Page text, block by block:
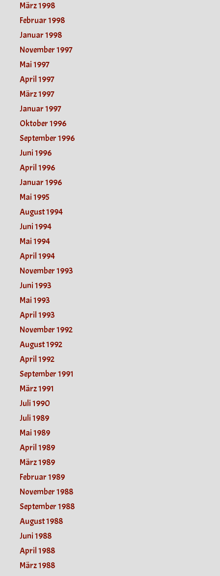
März 1998
Februar 1998
Januar 1998
November 1997
Mai 1997
April 1997
März 1997
Januar 1997
Oktober 1996
September 1996
Juni 1996
April 1996
Januar 1996
Mai 1995
August 1994
Juni 1994
Mai 1994
April 1994
November 1993
Juni 1993
Mai 1993
April 1993
November 1992
August 1992
April 1992
September 1991
März 1991
Juli 1990
Juli 1989
Mai 1989
April 1989
März 1989
Februar 1989
November 1988
September 1988
August 1988
Juni 1988
April 1988
März 1988